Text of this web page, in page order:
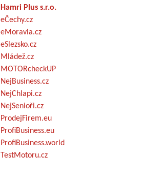
Hamri Plus s.r.o.
eČechy.cz
eMoravia.cz
eSlezsko.cz
Mládež.cz
MOTORcheckUP
NejBusiness.cz
NejChlapi.cz
NejSenioři.cz
ProdejFirem.eu
ProfiBusiness.eu
ProfiBusiness.world
TestMotoru.cz